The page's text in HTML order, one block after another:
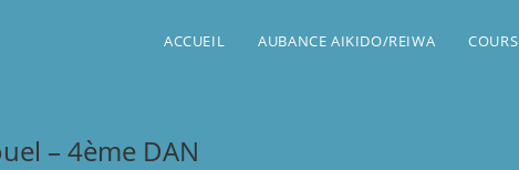
ACCUEIL AUBANCE AIKIDO/REIWA COURS
– 4ème DAN